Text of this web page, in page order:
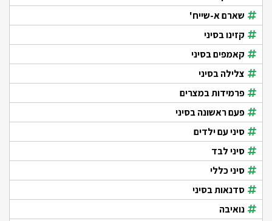
שארם א-שייח'
קזינו בסיני
קאמפים בסיני
צלילה בסיני
פרמידות במצרים
פעם ראשונה בסיני
סיני עם ילדים
סיני לבד
סיני כללי
סדנאות בסיני
נואיבה